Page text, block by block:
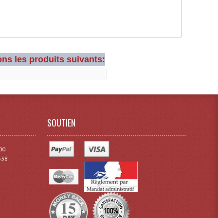
les produits suivants:
SOUTIEN